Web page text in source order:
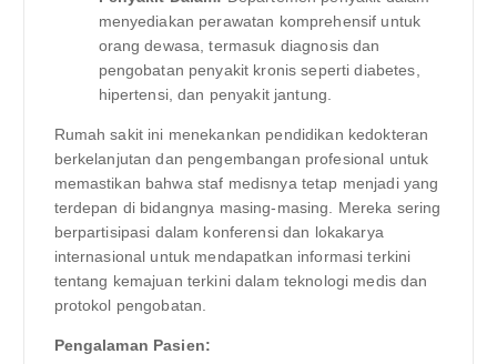
menyediakan perawatan komprehensif untuk
orang dewasa, termasuk diagnosis dan
pengobatan penyakit kronis seperti diabetes,
hipertensi, dan penyakit jantung.
Rumah sakit ini menekankan pendidikan kedokteran
berkelanjutan dan pengembangan profesional untuk
memastikan bahwa staf medisnya tetap menjadi yang
terdepan di bidangnya masing-masing. Mereka sering
berpartisipasi dalam konferensi dan lokakarya
internasional untuk mendapatkan informasi terkini
tentang kemajuan terkini dalam teknologi medis dan
protokol pengobatan.
Pengalaman Pasien: